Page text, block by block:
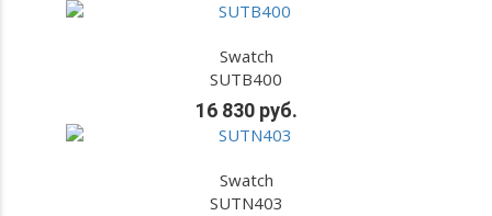
Swatch
SUTB400
16 830 руб.
Swatch
SUTN403